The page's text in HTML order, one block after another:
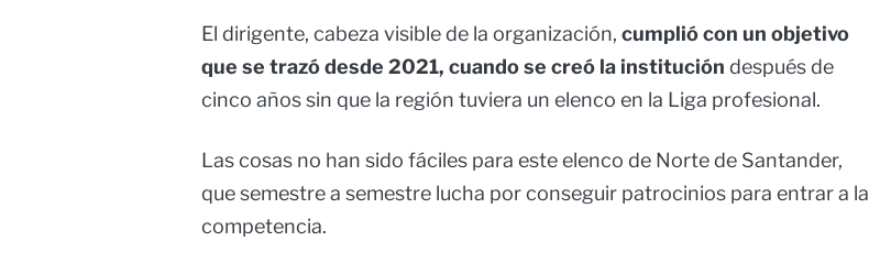
El dirigente, cabeza visible de la organización, cumplió con un objetivo
que se trazó desde 2021, cuando se creó la institución después de
cinco años sin que la región tuviera un elenco en la Liga profesional.
Las cosas no han sido fáciles para este elenco de Norte de Santander,
que semestre a semestre lucha por conseguir patrocinios para entrar a la
competencia.